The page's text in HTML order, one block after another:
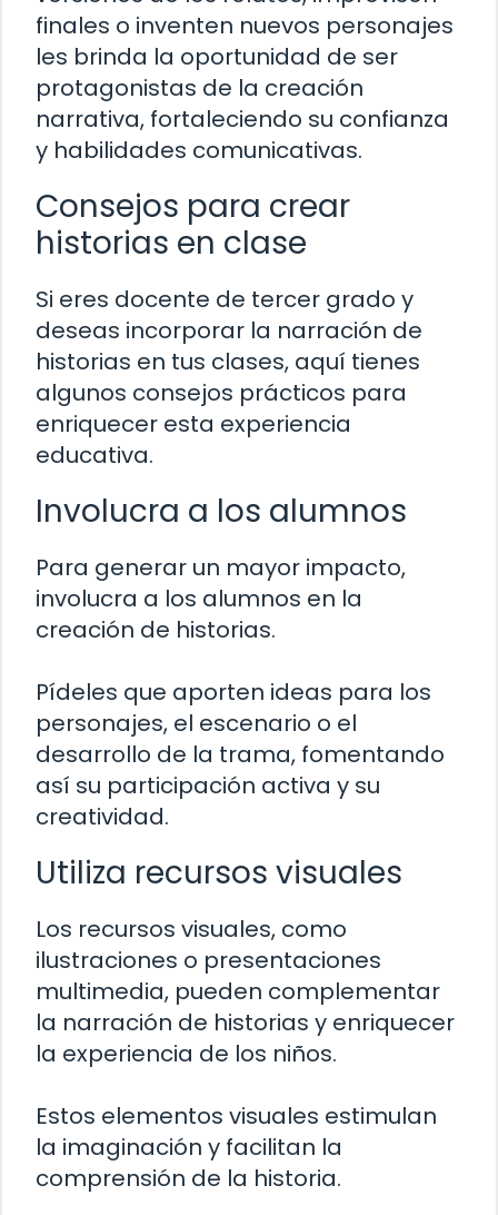
finales o inventen nuevos personajes
les brinda la oportunidad de ser
protagonistas de la creación
narrativa, fortaleciendo su confianza
y habilidades comunicativas.
Consejos para crear
historias en clase
Si eres docente de tercer grado y
deseas incorporar la narración de
historias en tus clases, aquí tienes
algunos consejos prácticos para
enriquecer esta experiencia
educativa.
Involucra a los alumnos
Para generar un mayor impacto,
involucra a los alumnos en la
creación de historias.
Pídeles que aporten ideas para los
personajes, el escenario o el
desarrollo de la trama, fomentando
así su participación activa y su
creatividad.
Utiliza recursos visuales
Los recursos visuales, como
ilustraciones o presentaciones
multimedia, pueden complementar
la narración de historias y enriquecer
la experiencia de los niños.
Estos elementos visuales estimulan
la imaginación y facilitan la
comprensión de la historia.